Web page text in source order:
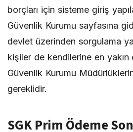
borçları için sisteme giriş
Güvenlik Kurumu sayfasına
devlet üzerinden sorgulama
kişiler de kendilerine en yakın
Güvenlik Kurumu
gereklidir.
SGK Prim Ödeme